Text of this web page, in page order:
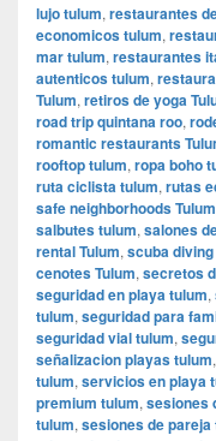
lujo tulum, restaurantes
economicos tulum,
mar tulum, restaurantes
autenticos tulum,
Tulum, retiros de yoga
road trip quintana roo,
romantic restaurants
rooftop tulum, ropa boho
ruta ciclista tulum, rutas
safe neighborhoods Tulum
salbutes tulum, salones
rental Tulum, scuba diving
cenotes Tulum, secretos
seguridad en playa tulum,
tulum, seguridad para
seguridad vial tulum,
señalizacion playas tulum,
tulum, servicios en playa
premium tulum, sesiones
tulum, sesiones de pareja